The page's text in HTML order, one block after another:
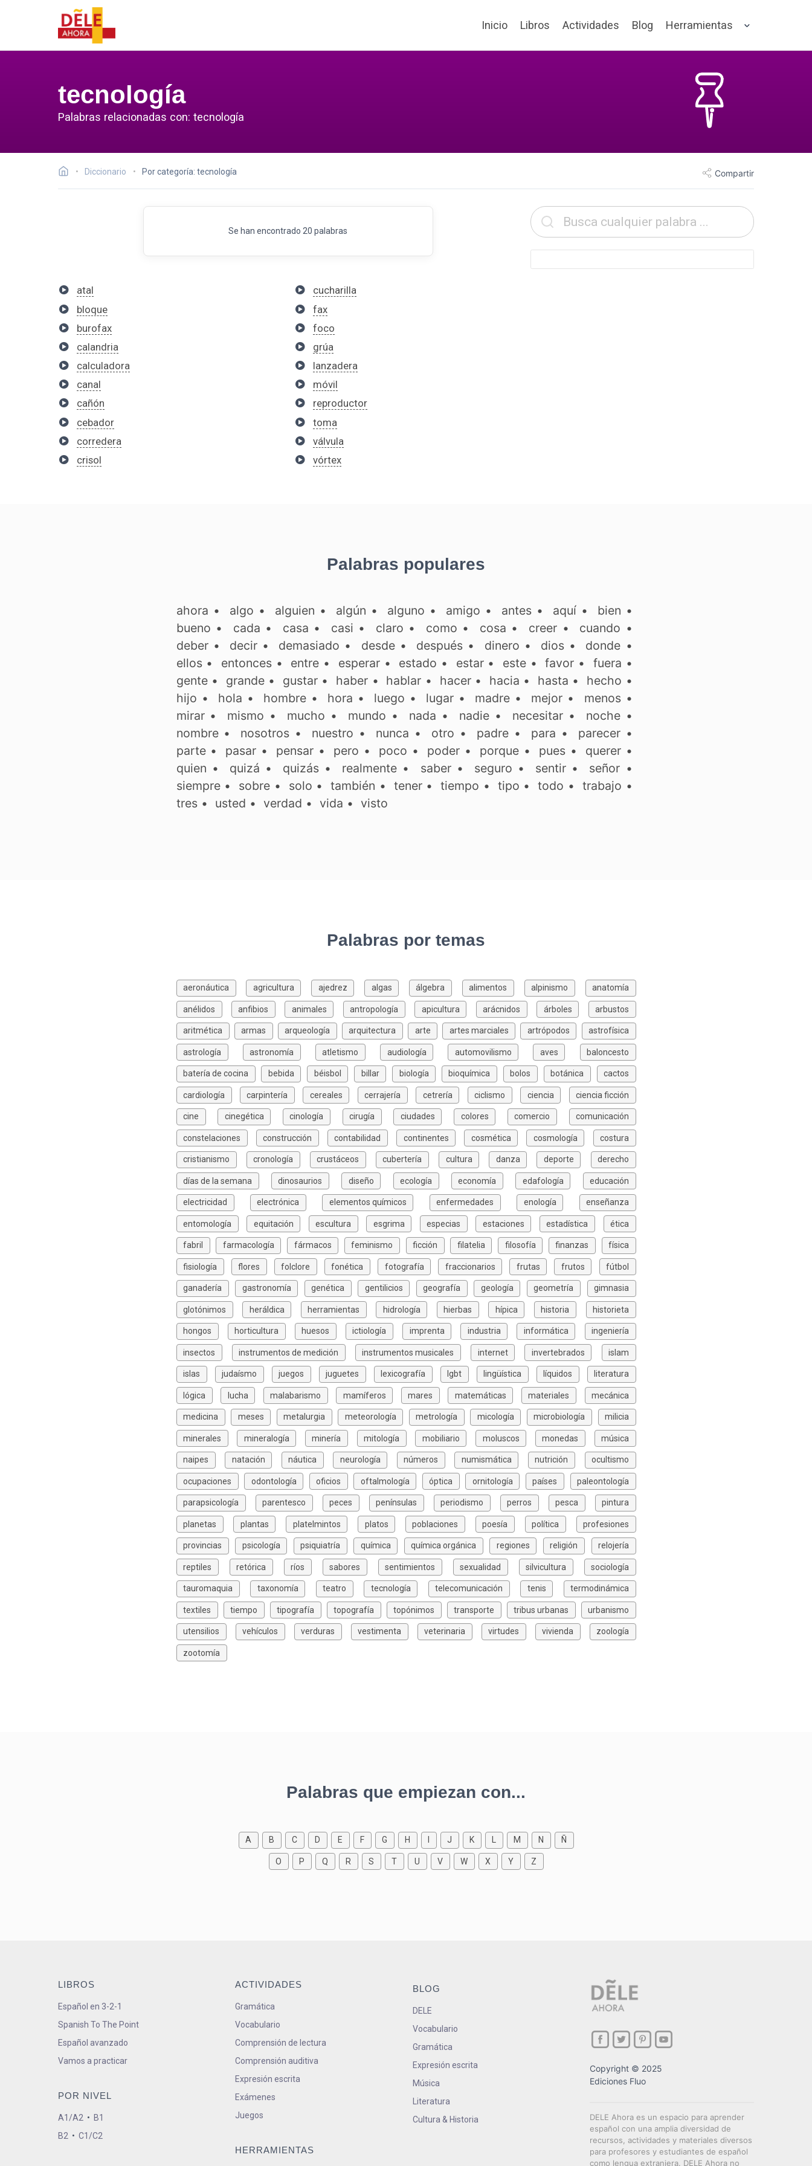
Inicio Libros Actividades Blog Herramientas
tecnología
Palabras relacionadas con: tecnología
Diccionario Por categoría: tecnología Compartir
Se han encontrado 20 palabras
atal
bloque
burofax
calandria
calculadora
canal
cañón
cebador
corredera
crisol
cucharilla
fax
foco
grúa
lanzadera
móvil
reproductor
toma
válvula
vórtex
Palabras populares
ahora • algo • alguien • algún • alguno • amigo • antes• aquí• bien •
bueno • cada • casa • casi • claro • como • cosa • creer• cuando •
deber• decir• demasiado • desde• después • dinero • dios • donde •
ellos• entonces• entre • esperar• estado • estar• este•favor • fuera •
gente• grande• gustar• haber • hablar • hacer• hacia • hasta • hecho •
hijo • hola • hombre• hora • luego • lugar • madre • mejor • menos•
mirar• mismo • mucho • mundo • nada • nadie• necesitar• noche•
nombre• nosotros • nuestro • nunca • otro • padre • para • parecer•
parte• pasar • pensar • pero • poco • poder • porque • pues • querer •
quien • quizá • quizás • realmente • saber• seguro • sentir • señor •
siempre• sobre • solo •también • tener•tiempo • tipo •todo • trabajo •
tres• usted • verdad • vida • visto
Palabras por temas
aeronáutica agricultura ajedrez algas álgebra alimentos alpinismo anatomía
anélidos anfibios animales antropología apicultura arácnidos árboles arbustos
aritmética armas arqueología arquitectura arte artes marciales artrópodos astrofísica
astrología astronomía atletismo audiología automovilismo aves baloncesto
batería de cocina bebida béisbol billar biología bioquímica bolos botánica cactos
cardiología carpintería cereales cerrajería cetrería ciclismo ciencia ciencia ficción
cine cinegética cinología cirugía ciudades colores comercio comunicación
constelaciones construcción contabilidad continentes cosmética cosmología costura
cristianismo cronología crustáceos cubertería cultura danza deporte derecho
días de la semana dinosaurios diseño ecología economía edafología educación
electricidad electrónica elementos químicos enfermedades enología enseñanza
entomología equitación escultura esgrima especias estaciones estadística ética
fabril farmacología fármacos feminismo ficción filatelia filosofía finanzas física
fisiología flores folclore fonética fotografía fraccionarios frutas frutos fútbol
ganadería gastronomía genética gentilicios geografía geología geometría gimnasia
glotónimos heráldica herramientas hidrología hierbas hípica historia historieta
hongos horticultura huesos ictiología imprenta industria informática ingeniería
insectos instrumentos de medición instrumentos musicales internet invertebrados islam
islas judaísmo juegos juguetes lexicografía lgbt lingüística líquidos literatura
lógica lucha malabarismo mamíferos mares matemáticas materiales mecánica
medicina meses metalurgia meteorología metrología micología microbiología milicia
minerales mineralogía minería mitología mobiliario moluscos monedas música
naipes natación náutica neurología números numismática nutrición ocultismo
ocupaciones odontología oficios oftalmología óptica ornitología países paleontología
parapsicología parentesco peces penínsulas periodismo perros pesca pintura
planetas plantas platelmintos platos poblaciones poesía política profesiones
provincias psicología psiquiatría química química orgánica regiones religión relojería
reptiles retórica ríos sabores sentimientos sexualidad silvicultura sociología
tauromaquia taxonomía teatro tecnología telecomunicación tenis termodinámica
textiles tiempo tipografía topografía topónimos transporte tribus urbanas urbanismo
utensilios vehículos verduras vestimenta veterinaria virtudes vivienda zoología
zootomía
Palabras que empiezan con...
A B C D E F G H J K M N Ñ
O P Q R S T U V W X Y Z
LIBROS
Español en 3-2-1
Spanish To The Point
Español avanzado
Vamos a practicar
POR NIVEL
A1/A2 • B1
B2 • C1/C2
ACTIVIDADES
Gramática
Vocabulario
Comprensión de lectura
Comprensión auditiva
Expresión escrita
Exámenes
Juegos
HERRAMIENTAS
BLOG
DELE
Vocabulario
Gramática
Expresión escrita
Música
Literatura
Cultura & Historia
Copyright © 2025
Ediciones Fluo
DELE Ahora es un espacio para aprender
español con una amplia diversidad de
recursos, actividades y materiales diversos
para profesores y estudiantes de español
como lengua extranjera. DELE Ahora no